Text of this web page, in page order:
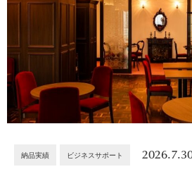
納品実績 ビジネスサポート